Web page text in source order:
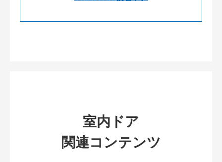
室内ドア
関連コンテンツ